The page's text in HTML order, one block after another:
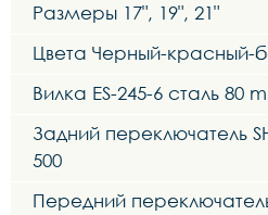
Размеры 17", 19", 21"
Цвета Черный-красный-
Вилка ES-245-6 сталь 80
Задний переключатель
500
Передний